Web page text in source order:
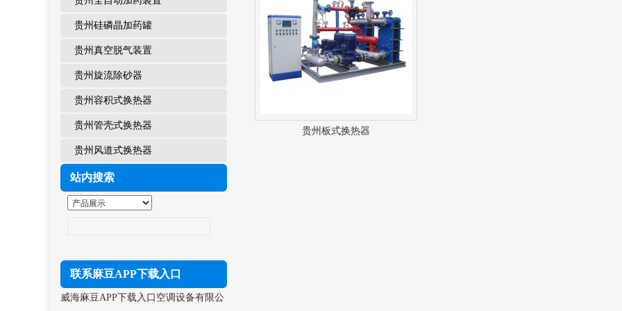
贵州硅磷晶加药罐
贵州真空脱气装置
贵州旋流除砂器
贵州容积式换热器
贵州管壳式换热器
贵州风道式换热器
站内搜索
联系麻豆APP下载入口
威海麻豆APP下载入口空调设备有限公
贵州板式换热器